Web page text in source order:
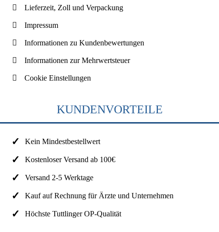
Lieferzeit, Zoll und Verpackung
Impressum
Informationen zu Kundenbewertungen
Informationen zur Mehrwertsteuer
Cookie Einstellungen
KUNDENVORTEILE
Kein Mindestbestellwert
Kostenloser Versand ab 100€
Versand 2-5 Werktage
Kauf auf Rechnung für Ärzte und Unternehmen
Höchste Tuttlinger OP-Qualität